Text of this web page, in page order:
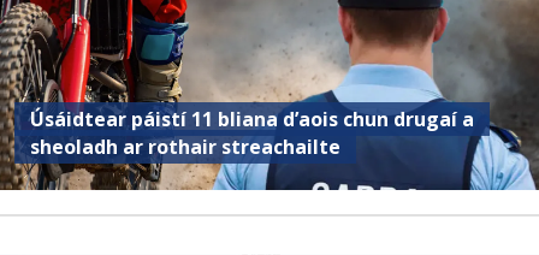
Úsáidtear páistí 11 bliana d’aois chun drugaí a
sheoladh ar rothair streachailte